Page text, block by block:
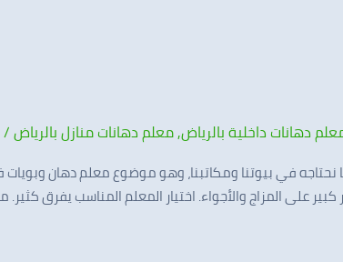
دهانات داخلية بالرياض,معلم دهانات منازل بالرياض/
في بيوتنا ومكاتبنا، وهو موضوع معلم دهان وبويات
كبير على المزاج والأجواء. اختيار المعلم المناسب يفرق